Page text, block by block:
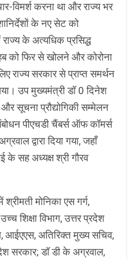
विमर्श करना था और राज्य भर
के नए सेट को
राज्य के अत्यधिक प्रसिद्ध
को फिर से खोलने और कोरोना
राज्य सरकार से प्राप्त समर्थन
उप मुख्यमंत्री डॉ 0 दिनेश
सूचना प्रौद्योगिकी सम्मेलन
पीएचडी चैंबर्स ऑफ कॉमर्स
द्वारा दिया गया, जहाँ
के सह अध्यक्ष श्री गौरव
मोनिका एस गर्ग,
शिक्षा विभाग, उत्तर प्रदेश
आईएएस, अतिरिक्त मुख्य सचिव,
सरकार; डॉ डी के अग्रवाल,